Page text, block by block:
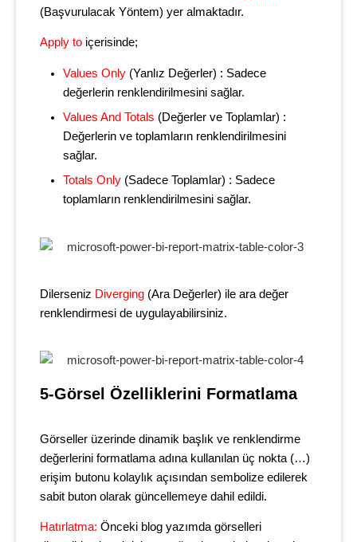
(Başvurulacak Yöntem) yer almaktadır.
Apply to içerisinde;
Values Only (Yanlız Değerler) : Sadece
değerlerin renklendirilmesini sağlar.
Values And Totals (Değerler ve Toplamlar) :
Değerlerin ve toplamların renklendirilmesini
sağlar.
Totals Only (Sadece Toplamlar) : Sadece
toplamların renklendirilmesini sağlar.
Dilerseniz Diverging (Ara Değerler) ile ara değer
renklendirmesi de uygulayabilirsiniz.
5-Görsel Özelliklerini Formatlama
Görseller üzerinde dinamik başlık ve renklendirme
değerlerini formatlama adına kullanılan üç nokta (…)
erişim butonu kolaylık açısından sembolize edilerek
sabit buton olarak güncellemeye dahil edildi.
Hatırlatma: Önceki blog yazımda görselleri